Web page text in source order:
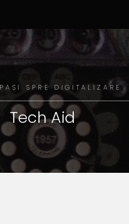
SPREDIGITALIZARE
Tech Aid